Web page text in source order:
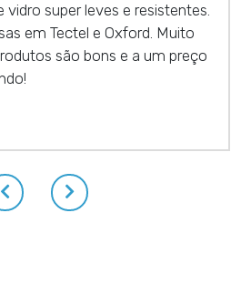
vidro super leves e resistentes.
em Tectel e Oxford. Muito
são bons e a um preço